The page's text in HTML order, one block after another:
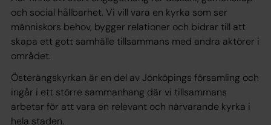
och social hållbarhet. Vi vill vara en kyrka som ser
människors behov, bygger relationer och bidrar till att
skapa ett gott samhälle tillsammans med andra aktörer i
området.
Österängskyrkan är en del av Jönköpings församling och
ingår i ett större sammanhang där vi tillsammans
arbetar för att vara en relevant och närvarande kyrka i
hela staden.